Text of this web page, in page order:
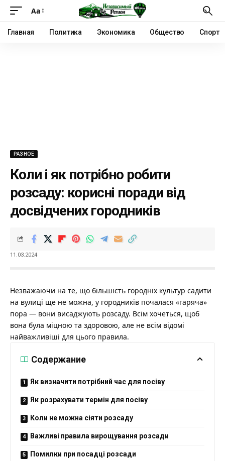
Аа
Главная Политика Экономика Общество Спорт
РАЗНОЕ
Коли і як потрібно робити
розсаду: корисні поради від
досвідчених городників
11.03.2024
Незважаючи на те, що більшість городніх культур садити
на вулиці ще не можна, у городників почалася «гаряча»
пора — вони висаджують розсаду. Всім хочеться, щоб
вона була міцною та здоровою, але не всім відомі
найважливіші для цього правила.
Содержание
Як визначити потрібний час для посіву
Як розрахувати термін для посіву
Коли не можна сіяти розсаду
Важливі правила вирощування розсади
Помилки при посадці розсади